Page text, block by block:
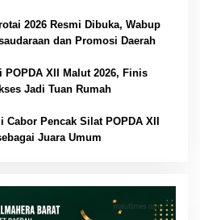
2026 Resmi Dibuka, Wabup
dan Promosi Daerah
POPDA XII Malut 2026, Finis
Jadi Tuan Rumah
Pencak Silat POPDA XII
Juara Umum